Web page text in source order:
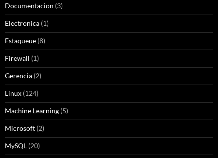
Documentacion (3)
Electronica (1)
Estaqueue (8)
Firewall (1)
Gerencia (2)
Linux (124)
Machine Learning (5)
Microsoft (2)
MySQL (20)